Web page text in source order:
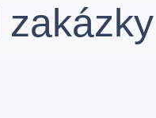
zakázky